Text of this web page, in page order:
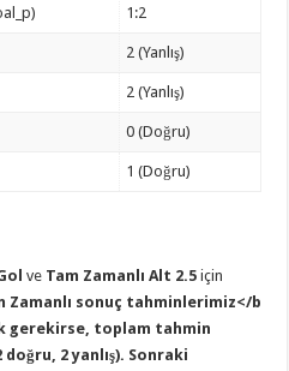
1:2
2 (Yanlış)
2 (Yanlış)
0 (Doğru)
1 (Doğru)
ve Tam Zamanlı Alt 2.5 için
Zamanlı sonuç tahminlerimiz</b
gerekirse, toplam tahmin
2 yanlış). Sonraki